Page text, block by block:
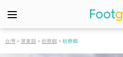
台灣 > 屏東縣 > 枋寮鄉 > 枋寮鄉